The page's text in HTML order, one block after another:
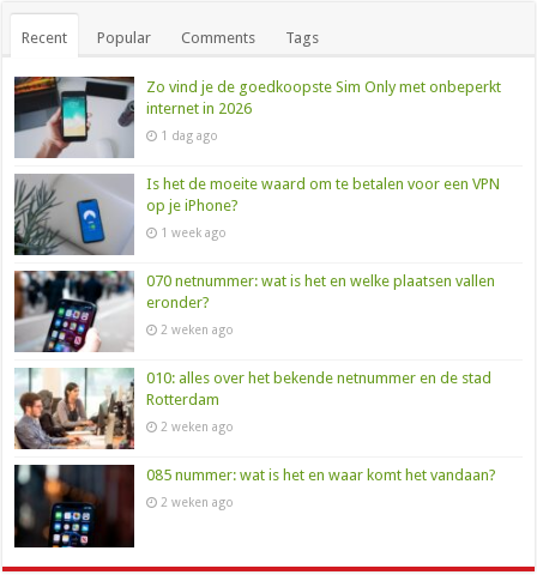
Recent Popular Comments Tags
Zo vind je de goedkoopste Sim Only met onbeperkt
internet in 2026
1 dag ago
Is het de moeite waard om te betalen voor een VPN
op je iPhone?
1 week ago
070 netnummer: wat is het en welke plaatsen vallen
eronder?
2 weken ago
010: alles over het bekende netnummer en de stad
Rotterdam
2 weken ago
085 nummer: wat is het en waar komt het vandaan?
2 weken ago